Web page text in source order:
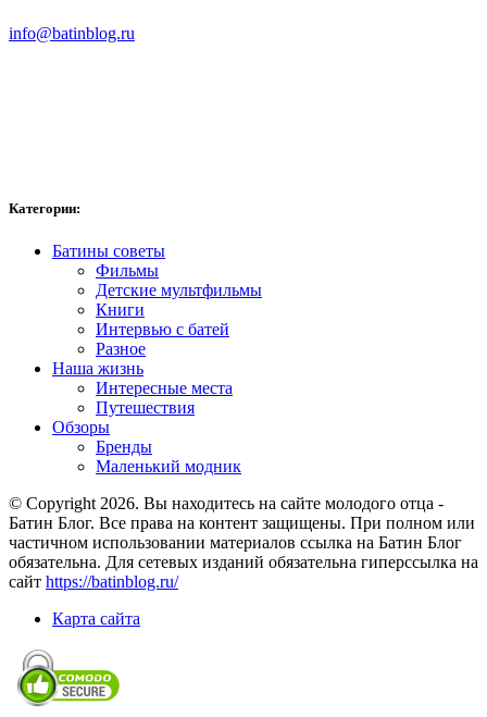
info@batinblog.ru
Категории:
Батины советы
Фильмы
Детские мультфильмы
Книги
Интервью с батей
Разное
Наша жизнь
Интересные места
Путешествия
Обзоры
Бренды
Маленький модник
© Copyright 2026. Вы находитесь на сайте молодого отца -
Батин Блог. Все права на контент защищены. При полном или
частичном использовании материалов ссылка на Батин Блог
обязательна. Для сетевых изданий обязательна гиперссылка на
сайт https://batinblog.ru/
Карта сайта